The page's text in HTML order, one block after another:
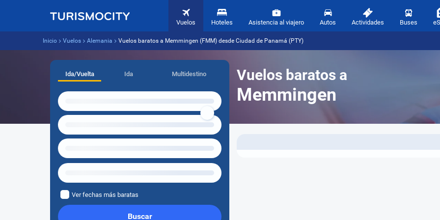
Vuelos Hoteles Asistencia al viajero Autos Actividades Buses
Inicio Vuelos Alemania Vuelos baratos a Memmingen (FMM) desde Ciudad de Panamá (PTY)
Vuelos baratos a
Memmingen
Ida/Vuelta Ida Multidestino
Ver fechas más baratas
Buscar